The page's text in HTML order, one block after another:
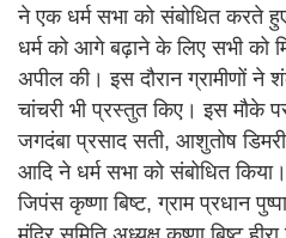
ने एक धर्म सभा को संबोधित करते
धर्म को आगे बढ़ाने के लिए सभी को
अपील की। इस दौरान ग्रामीणों ने
चांचरी भी प्रस्तुत किए। इस मौके पर
जगदंबा प्रसाद सती, आशुतोष
आदि ने धर्म सभा को संबोधित
जिपंस कृष्णा बिष्ट, ग्राम प्रधान